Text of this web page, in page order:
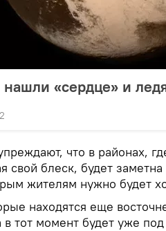
«сердце» и
что в районах,
свой блеск, будет
жителям нужно будет
находятся еще
в тот момент будет уже